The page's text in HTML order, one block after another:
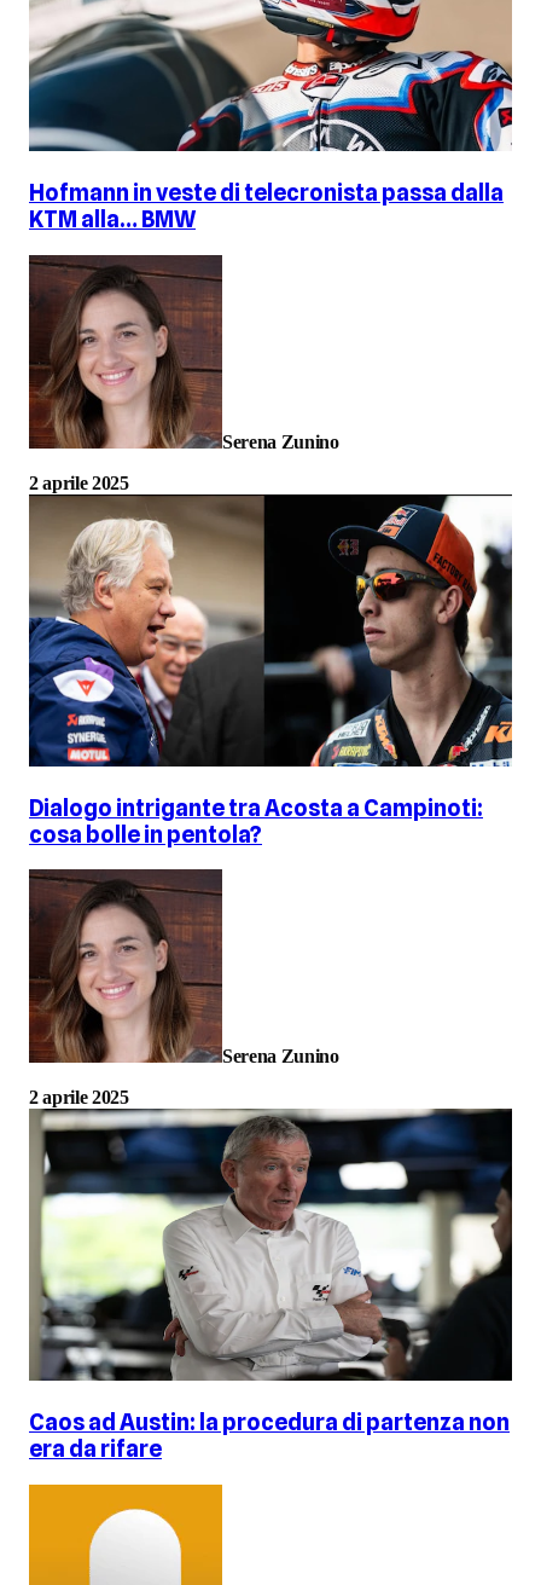
Hofmann in veste di telecronista passa dalla
KTM alla… BMW
Serena Zunino
2 aprile 2025
Dialogo intrigante tra Acosta a Campinoti:
cosa bolle in pentola?
Serena Zunino
2 aprile 2025
Caos ad Austin: la procedura di partenza non
era da rifare